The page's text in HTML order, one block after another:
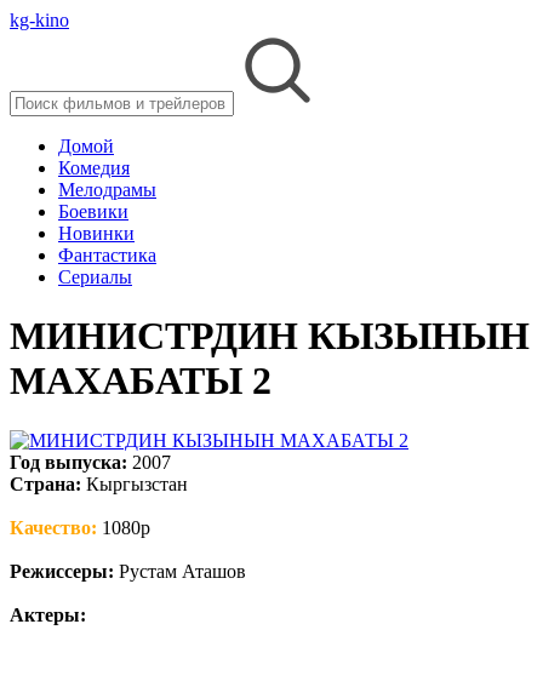
kg-kino
Домой
Комедия
Мелодрамы
Боевики
Новинки
Фантастика
Cериалы
МИНИСТРДИН КЫЗЫНЫН
МАХАБАТЫ 2
Год выпуска: 2007
Страна: Кыргызстан
Качество: 1080p
Режиссеры: Рустам Аташов
Актеры: